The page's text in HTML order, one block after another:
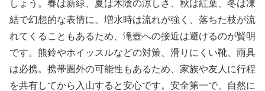
しょう。春は新緑、夏は木陰の涼しさ、秋は紅葉、冬は凍
結で幻想的な表情に。増水時は流れが強く、落ちた枝が流
れてくることもあるため、滝壺への接近は避けるのが賢明
です。熊鈴やホイッスルなどの対策、滑りにくい靴、雨具
は必携。携帯圏外の可能性もあるため、家族や友人に行程
を共有してから入山すると安心です。安全第一で、自然に